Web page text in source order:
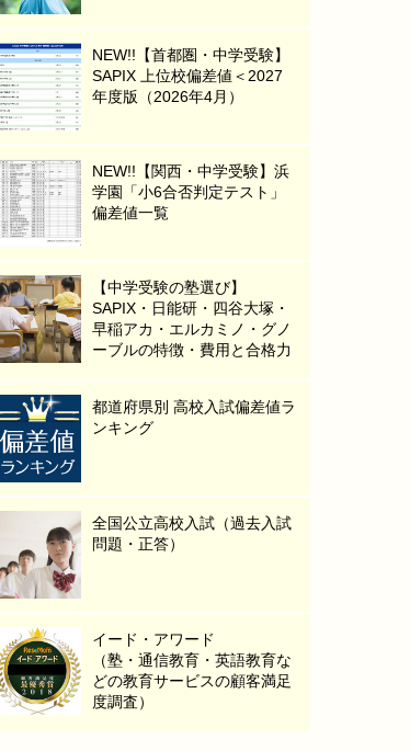
NEW!!【首都圏・中学受験】
SAPIX 上位校偏差値＜2027
年度版（2026年4月）
NEW!!【関西・中学受験】浜
学園「小6合否判定テスト」
偏差値一覧
【中学受験の塾選び】
SAPIX・日能研・四谷大塚・
早稲アカ・エルカミノ・グノ
ーブルの特徴・費用と合格力
都道府県別 高校入試偏差値ラ
ンキング
全国公立高校入試（過去入試
問題・正答）
イード・アワード
（塾・通信教育・英語教育な
どの教育サービスの顧客満足
度調査）